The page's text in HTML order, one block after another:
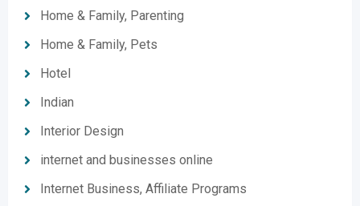
Home & Family, Parenting
Home & Family, Pets
Hotel
Indian
Interior Design
internet and businesses online
Internet Business, Affiliate Programs